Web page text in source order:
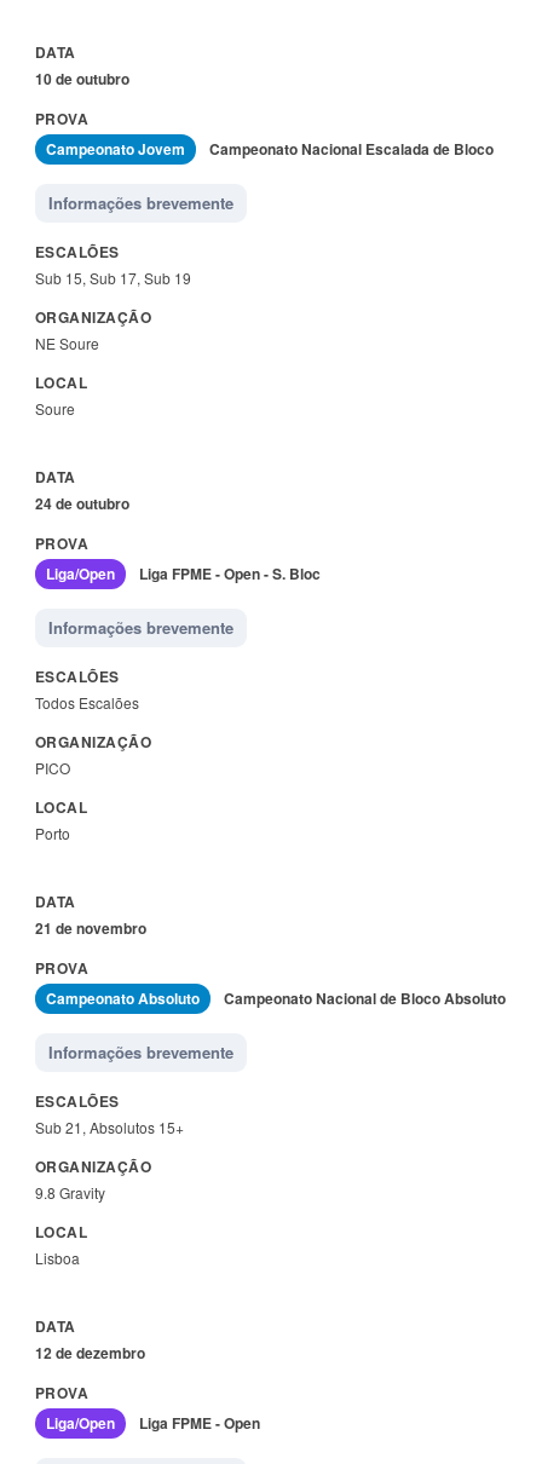
10 de outubro
Campeonato Jovem Campeonato Nacional Escalada de Bloco
Informações brevemente
Sub 15, Sub 17, Sub 19
NE Soure
Soure
24 de outubro
Liga/Open Liga FPME - Open - S. Bloc
Informações brevemente
Todos Escalões
PICO
Porto
21 de novembro
Campeonato Absoluto Campeonato Nacional de Bloco Absoluto
Informações brevemente
Sub 21, Absolutos 15+
9.8 Gravity
Lisboa
12 de dezembro
Liga/Open Liga FPME - Open